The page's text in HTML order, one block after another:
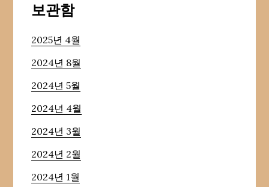
보관함
2025년 4월
2024년 8월
2024년 5월
2024년 4월
2024년 3월
2024년 2월
2024년 1월